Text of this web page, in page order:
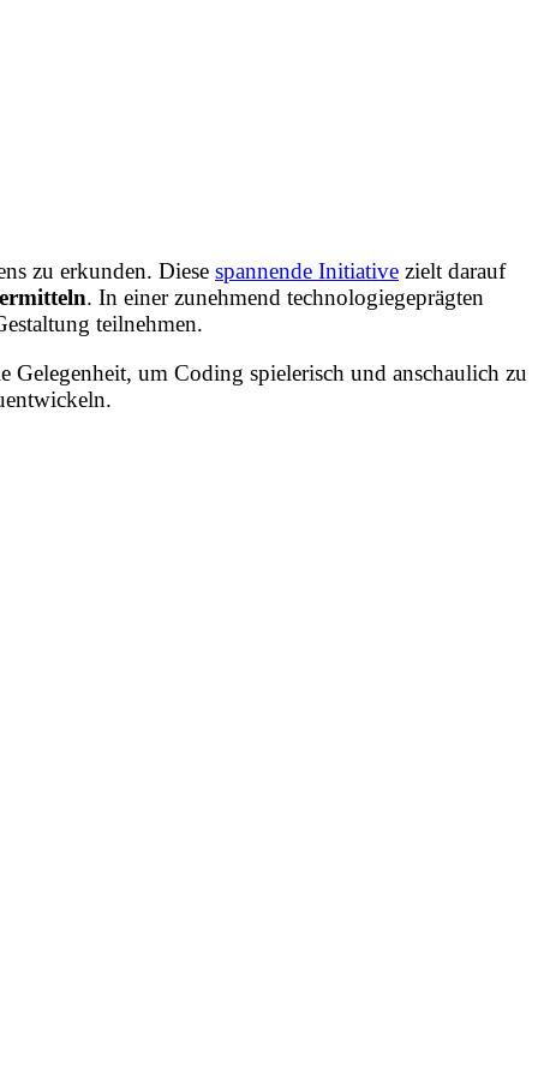
zu erkunden. Diese spannende Initiative zielt darauf
. In einer zunehmend technologiegeprägten
teilnehmen.
um Coding spielerisch und anschaulich zu